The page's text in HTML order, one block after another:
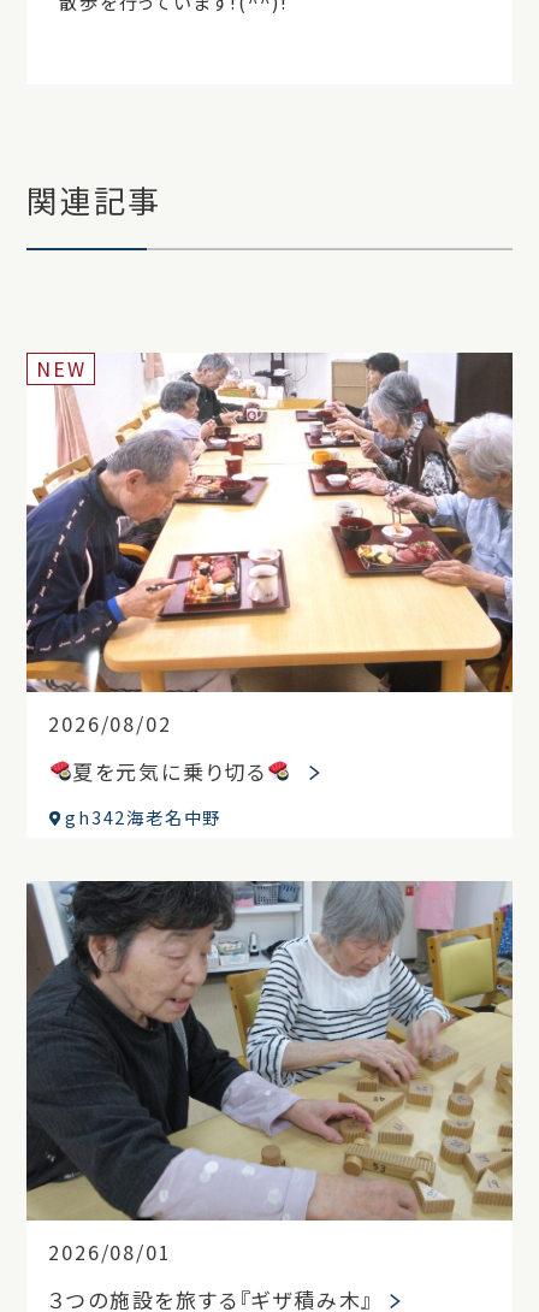
関連記事
2026/08/02
NEW
夏を元気に乗り切る
gh342海老名中野
2026/08/01
３つの施設を旅する『ギザ積み木』